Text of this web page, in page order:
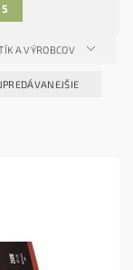
5
A VÝROBCOV